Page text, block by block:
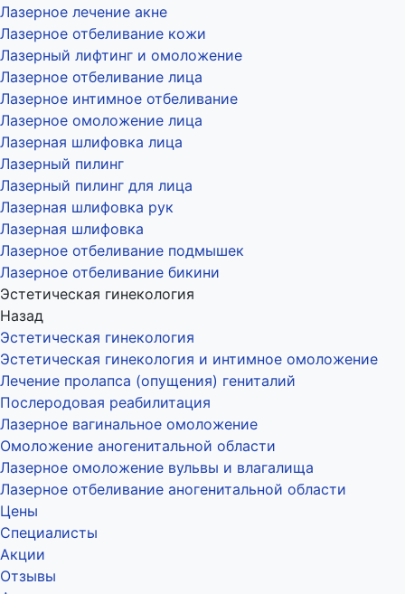
Лазерное лечение акне
Лазерное отбеливание кожи
Лазерный лифтинг и омоложение
Лазерное отбеливание лица
Лазерное интимное отбеливание
Лазерное омоложение лица
Лазерная шлифовка лица
Лазерный пилинг
Лазерный пилинг для лица
Лазерная шлифовка рук
Лазерная шлифовка
Лазерное отбеливание подмышек
Лазерное отбеливание бикини
Эстетическая гинекология
Назад
Эстетическая гинекология
Эстетическая гинекология и интимное омоложение
Лечение пролапса (опущения) гениталий
Послеродовая реабилитация
Лазерное вагинальное омоложение
Омоложение аногенитальной области
Лазерное омоложение вульвы и влагалища
Лазерное отбеливание аногенитальной области
Цены
Специалисты
Акции
Отзывы